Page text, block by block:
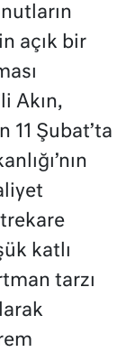
açık bir
Akın,
11 Şubat’ta
katlı
tarzı